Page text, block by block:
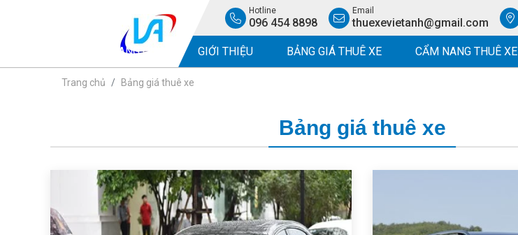
Hotline
096 454 8898
Email
thuexevietanh@gmail.com
TRANG CHỦ GIỚI THIỆU BẢNG GIÁ THUÊ XE CẨM NANG THUÊ XE
Trang chủ Bảng giá thuê xe
Bảng giá thuê xe